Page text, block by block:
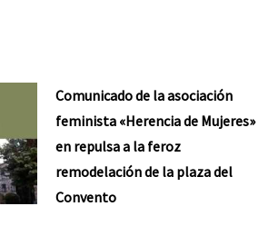
Comunicado de la asociación
feminista «Herencia de Mujeres»
en repulsa a la feroz
remodelación de la plaza del
Convento